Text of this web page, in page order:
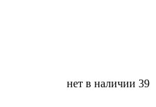
нет в наличии 39